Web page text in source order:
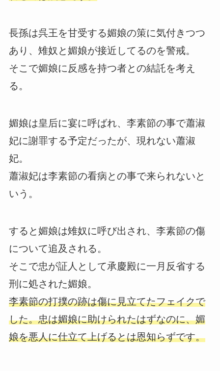
長孫は呉王を甘受する媚娘の策に気付きつつ
あり、雉奴と媚娘が接近してるのを警戒。
そこで媚娘に反感を持つ者との結託を考え
る。
媚娘は皇后に宴に呼ばれ、李素節の事で蕭淑
妃に謝罪する予定だったが、現れない蕭淑
妃。
蕭淑妃は李素節の看病との事で来られないと
いう。
すると媚娘は雉奴に呼び出され、李素節の傷
について追及される。
そこで忠が証人として承慶殿に一月反省する
刑に処された媚娘。
李素節の打撲の跡は傷に見立てたフェイクで
した。忠は媚娘に助けられたはずなのに、媚
娘を悪人に仕立て上げるとは恩知らずです。